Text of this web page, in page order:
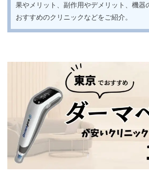
果やメリット、副作用やデメリット、機器
おすすめのクリニックなどをご紹介。